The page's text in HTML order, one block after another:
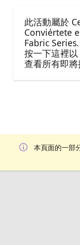
此活動屬於
Conviértete
Fabric Series.
按一下這裡以
查看所有即將
本頁面的一部